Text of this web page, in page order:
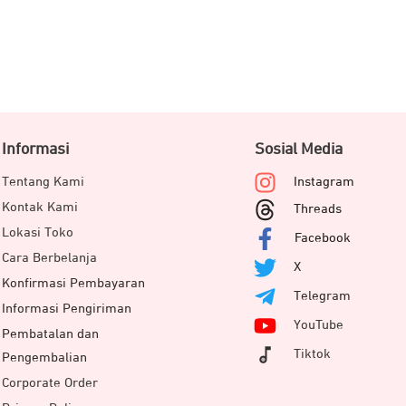
Informasi
Tentang Kami
Kontak Kami
Lokasi Toko
Cara Berbelanja
Konfirmasi Pembayaran
Informasi Pengiriman
Pembatalan dan
Pengembalian
Corporate Order
Sosial Media
Instagram
Threads
Facebook
X
Telegram
YouTube
Tiktok